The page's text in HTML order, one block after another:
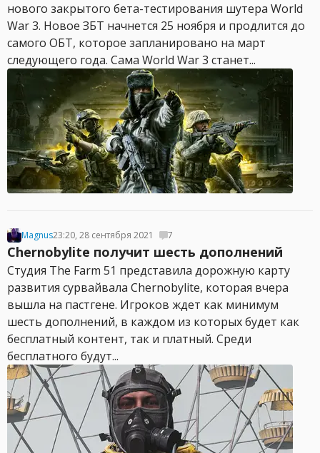
нового закрытого бета-тестирования шутера World
War 3. Новое ЗБТ начнется 25 ноября и продлится до
самого ОБТ, которое запланировано на март
следующего года. Сама World War 3 станет...
Magnus23:20, 28 сентября 2021 7
Chernobylite получит шесть дополнений
Студия The Farm 51 представила дорожную карту
развития сурвайвала Chernobylite, которая вчера
вышла на пастгене. Игроков ждет как минимум
шесть дополнений, в каждом из которых будет как
бесплатный контент, так и платный. Среди
бесплатного будут...